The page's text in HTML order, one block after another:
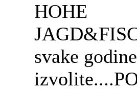
HOHE
svake